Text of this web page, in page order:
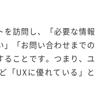
訪問し、「必要な情報
「お問い合わせまでの
ことです。つまり、ユ
「UXに優れている」と